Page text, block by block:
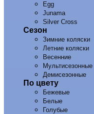
Egg
Junama
Silver Cross
Сезон
Зимние коляски
Летние коляски
Весенние
Мультисезонные
Демисезонные
По цвету
Бежевые
Белые
Голубые